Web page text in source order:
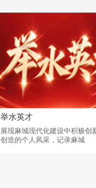
举水英才
展现麻城现代化建设中积极创
创造的个人风采，记录麻城